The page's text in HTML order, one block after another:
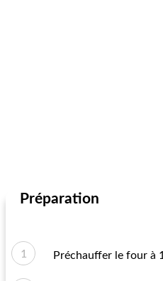
Préparation
Préchauffer le four à